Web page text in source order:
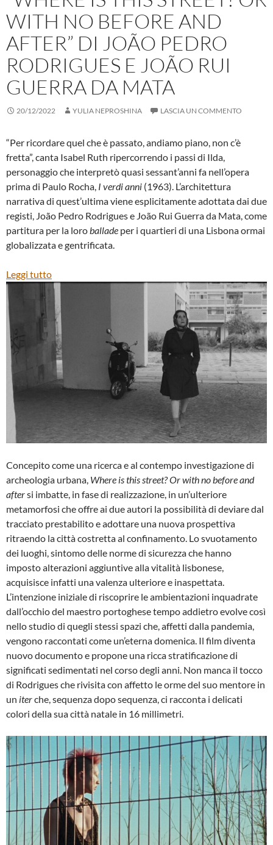
WITH NO BEFORE AND
AFTER” DI JOÃO PEDRO
RODRIGUES E JOÃO RUI
GUERRA DA MATA
20/12/2022 YULIA NEPROSHINA LASCIA UN COMMENTO
“Per ricordare quel che è passato, andiamo piano, non c’è
fretta”, canta Isabel Ruth ripercorrendo i passi di Ilda,
personaggio che interpretò quasi sessant’anni fa nell’opera
prima di Paulo Rocha, I verdi anni (1963). L’architettura
narrativa di quest’ultima viene esplicitamente adottata dai due
registi, João Pedro Rodrigues e João Rui Guerra da Mata, come
partitura per la loroballade per i quartieri di una Lisbona ormai
globalizzata e gentrificata.
Leggi tutto:
“WHERE
IS
THIS
STREET?
OR
WITH
NO
BEFORE
DI
PEDRO
RODRIGUES
E
JOÃO
RUI
GUERRA
DA
MATA
Concepito come una ricerca e al contempo investigazione di
archeologia urbana, Where is this street? Or with no before and
aftersi imbatte, in fase di realizzazione, in un’ulteriore
metamorfosi che offre ai due autori la possibilità di deviare dal
tracciato prestabilito e adottare una nuova prospettiva
ritraendo la città costretta al confinamento. Lo svuotamento
dei luoghi, sintomo delle norme di sicurezza che hanno
imposto alterazioni aggiuntive alla vitalità lisbonese,
acquisisce infatti una valenza ulteriore e inaspettata.
L’intenzione iniziale di riscoprire le ambientazioni inquadrate
dall’occhio del maestro portoghese tempo addietro evolve così
nello studio di quegli stessi spazi che, affetti dalla pandemia,
vengono raccontati come un’eterna domenica. Il film diventa
nuovo documento e propone una ricca stratificazione di
significati sedimentati nel corso degli anni. Non manca il tocco
di Rodrigues che rivisita con affetto le orme del suo mentore in
un iterche, sequenza dopo sequenza, ci racconta i delicati
colori della sua città natale in 16 millimetri.